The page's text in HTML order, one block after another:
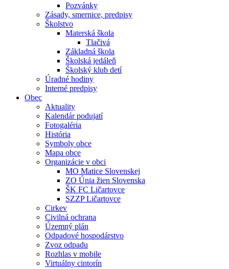
Pozvánky
Zásady, smernice, predpisy
Školstvo
Materská škola
Tlačivá
Základná škola
Školská jedáleň
Školský klub detí
Úradné hodiny
Interné predpisy
Obec
Aktuality
Kalendár podujatí
Fotogaléria
História
Symboly obce
Mapa obce
Organizácie v obci
MO Matice Slovenskej
ZO Únia žien Slovenska
ŠK FC Ličartovce
SZZP Ličartovce
Cirkev
Civilná ochrana
Územný plán
Odpadové hospodárstvo
Zvoz odpadu
Rozhlas v mobile
Virtuálny cintorín